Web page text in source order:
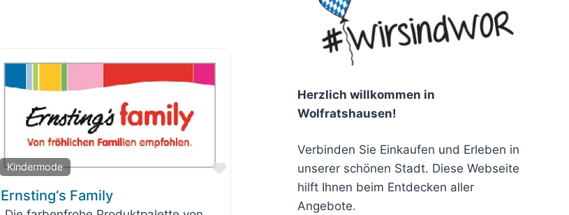
Kindermode
Favorit
Ernsting‘s Family
Herzlich willkommen in
Wolfratshausen!
Verbinden Sie Einkaufen und Erleben in
unserer schönen Stadt. Diese Webseite
hilft Ihnen beim Entdecken aller
Angebote.